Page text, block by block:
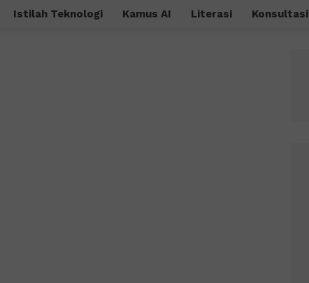
Istilah Teknologi Kamus AI Literasi Konsultasi